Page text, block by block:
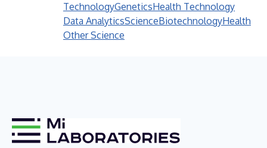
TechnologyGeneticsHealth Technology
Data AnalyticsScienceBiotechnologyHealth
Other Science